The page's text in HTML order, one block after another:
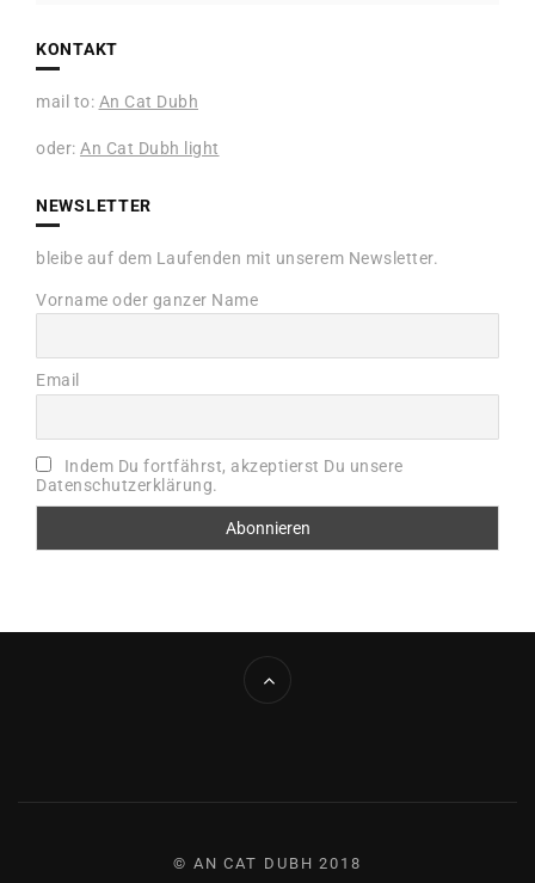
KONTAKT
mail to: An Cat Dubh
oder: An Cat Dubh light
NEWSLETTER
bleibe auf dem Laufenden mit unserem Newsletter.
Vorname oder ganzer Name
Email
Indem Du fortfährst, akzeptierst Du unsere
Datenschutzerklärung.
© AN CAT DUBH 2018